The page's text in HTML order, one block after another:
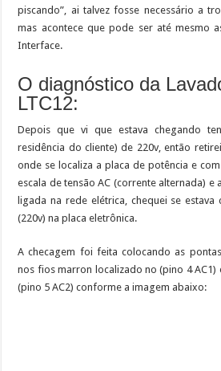
piscando”, ai talvez fosse necessário a
mas acontece que pode ser até mesmo
Interface.
O diagnóstico da
LTC12:
Depois que vi que estava chegando
residência do cliente) de 220v, então
onde se localiza a placa de potência e
escala de tensão AC (corrente alternada) e
ligada na rede elétrica, chequei se estava
(220v) na placa eletrônica.
A checagem foi feita colocando as
nos fios marron localizado no (pino 4
(pino 5 AC2) conforme a imagem abaixo: